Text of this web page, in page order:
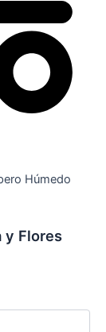
Húmedo
y Flores